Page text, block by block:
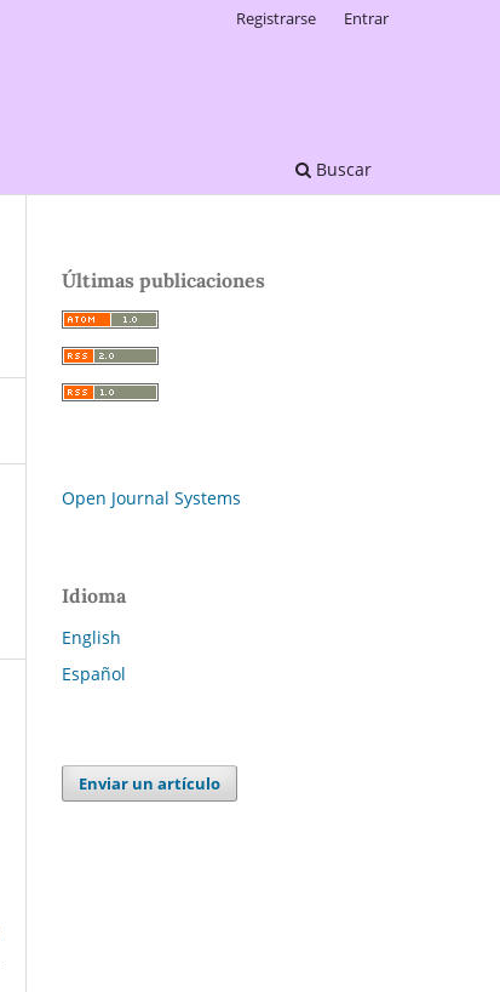
Buscar
Registrarse Entrar
Últimas publicaciones
Open Journal Systems
Idioma
English
Español
Enviar un artículo